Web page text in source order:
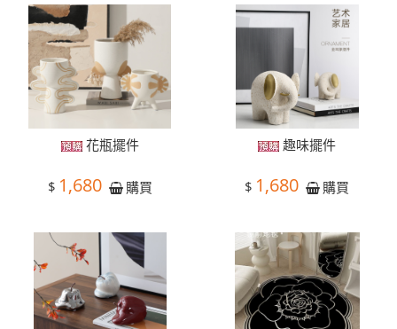
花瓶擺件
$ 1,680 購買
趣味擺件
$ 1,680 購買